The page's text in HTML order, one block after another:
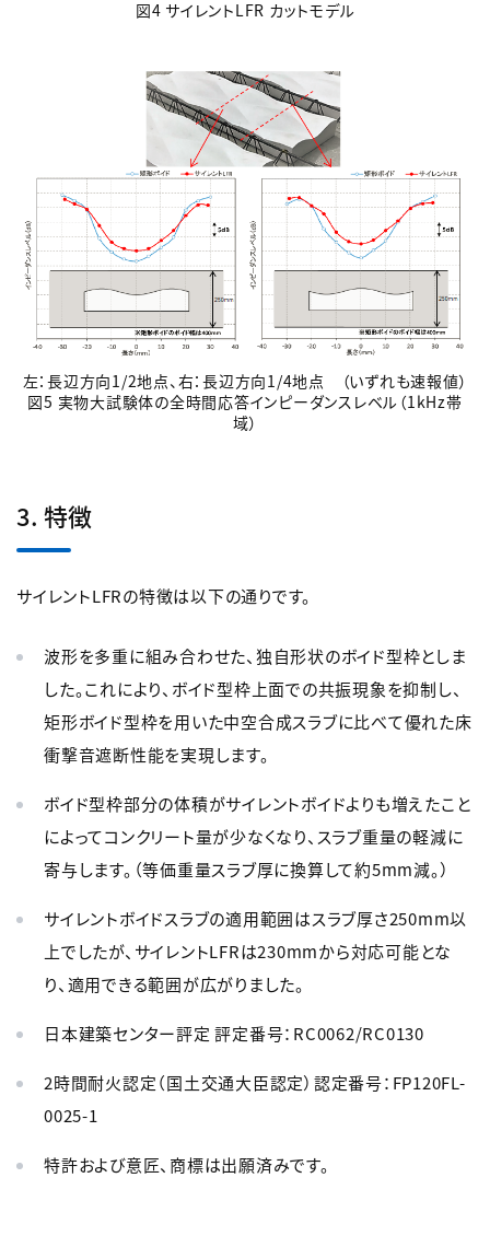
図4 サイレントLFR カットモデル
左：長辺方向1/2地点、右：長辺方向1/4地点 （いずれも速報値）
図5 実物大試験体の全時間応答インピーダンスレベル（1kHz帯
域）
3. 特徴
サイレントLFRの特徴は以下の通りです。
波形を多重に組み合わせた、独自形状のボイド型枠としま
した。これにより、ボイド型枠上面での共振現象を抑制し、
矩形ボイド型枠を用いた中空合成スラブに比べて優れた床
衝撃音遮断性能を実現します。
ボイド型枠部分の体積がサイレントボイドよりも増えたこと
によってコンクリート量が少なくなり、スラブ重量の軽減に
寄与します。（等価重量スラブ厚に換算して約5mm減。）
サイレントボイドスラブの適用範囲はスラブ厚さ250mm以
上でしたが、サイレントLFRは230mmから対応可能とな
り、適用できる範囲が広がりました。
日本建築センター評定 評定番号：RC0062/RC0130
2時間耐火認定（国土交通大臣認定）認定番号：FP120FL-
0025-1
特許および意匠、商標は出願済みです。